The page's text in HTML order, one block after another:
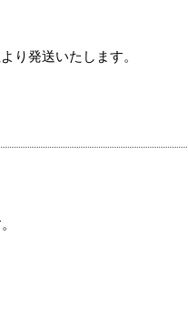
り発送いたします。